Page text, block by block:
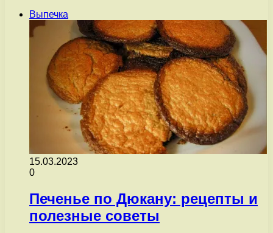
Выпечка
15.03.2023
0
Печенье по Дюкану: рецепты и
полезные советы